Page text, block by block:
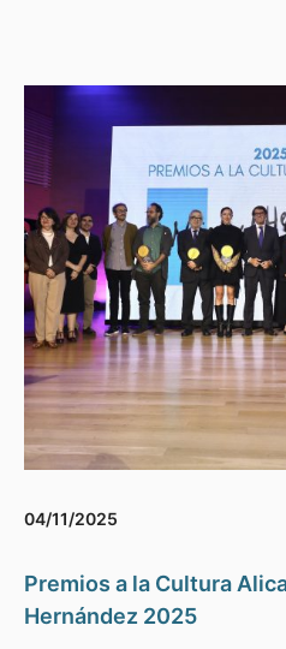
04/11/2025
Premios a la Cultura
Hernández 2025